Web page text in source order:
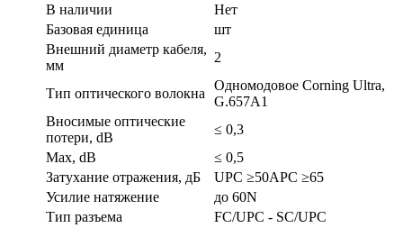
В наличии
Нет
Базовая единица
шт
Внешний диаметр кабеля,
мм
2
Тип оптического волокна
Одномодовое Corning Ultra,
G.657А1
Вносимые оптические
потери, dB
≤ 0,3
Max, dB
≤ 0,5
Затухание отражения, дБ
UPC ≥50APC ≥65
Усилие натяжение
до 60N
Тип разъема
FC/UPC - SC/UPC